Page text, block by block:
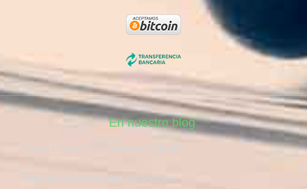
En nuestro blog
Reputación online para autónomos